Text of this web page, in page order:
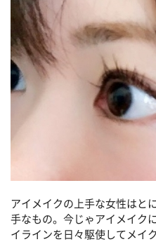
アイメイクの上手な女性はと
手なもの。今じゃアイメイク
イラインを日々駆使してメイ